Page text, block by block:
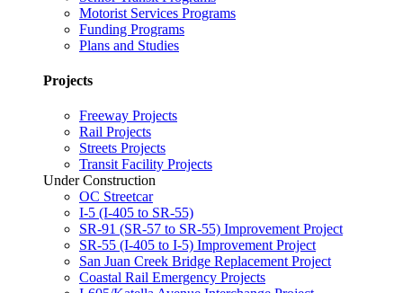
Motorist Services Programs
Funding Programs
Plans and Studies
Projects
Freeway Projects
Rail Projects
Streets Projects
Transit Facility Projects
Under Construction
OC Streetcar
I-5 (I-405 to SR-55)
SR-91 (SR-57 to SR-55) Improvement Project
SR-55 (I-405 to I-5) Improvement Project
San Juan Creek Bridge Replacement Project
Coastal Rail Emergency Projects